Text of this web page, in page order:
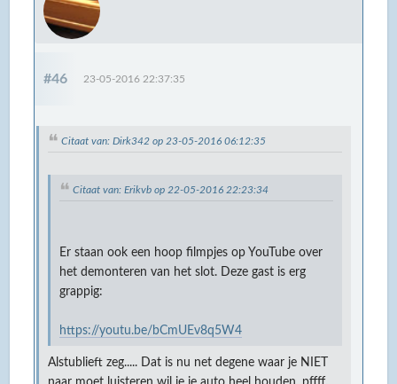
#46 23-05-2016 22:37:35
Citaat van: Dirk342 op 23-05-2016 06:12:35
Citaat van: Erikvb op 22-05-2016 22:23:34
Er staan ook een hoop filmpjes op YouTube over
het demonteren van het slot. Deze gast is erg
grappig:
https://youtu.be/bCmUEv8q5W4
Alstublieft zeg..... Dat is nu net degene waar je NIET